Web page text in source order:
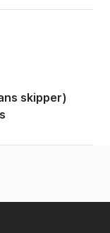
skipper)